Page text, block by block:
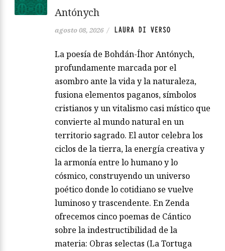
Antónych
agosto 08, 2026 / LAURA DI VERSO
La poesía de Bohdán-Íhor Antónych,
profundamente marcada por el
asombro ante la vida y la naturaleza,
fusiona elementos paganos, símbolos
cristianos y un vitalismo casi místico que
convierte al mundo natural en un
territorio sagrado. El autor celebra los
ciclos de la tierra, la energía creativa y
la armonía entre lo humano y lo
cósmico, construyendo un universo
poético donde lo cotidiano se vuelve
luminoso y trascendente. En Zenda
ofrecemos cinco poemas de Cántico
sobre la indestructibilidad de la
materia: Obras selectas (La Tortuga